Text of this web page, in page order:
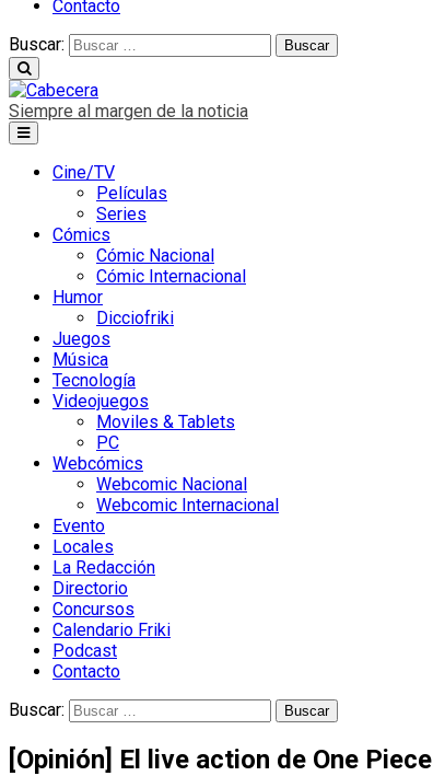
Contacto
Buscar:
Siempre al margen de la noticia
Cine/TV
Películas
Series
Cómics
Cómic Nacional
Cómic Internacional
Humor
Dicciofriki
Juegos
Música
Tecnología
Videojuegos
Moviles & Tablets
PC
Webcómics
Webcomic Nacional
Webcomic Internacional
Evento
Locales
La Redacción
Directorio
Concursos
Calendario Friki
Podcast
Contacto
Buscar:
[Opinión] El live action de One Piece